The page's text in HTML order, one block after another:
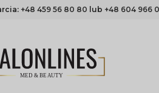
+48 459 56 80 80 lub +48 604 966